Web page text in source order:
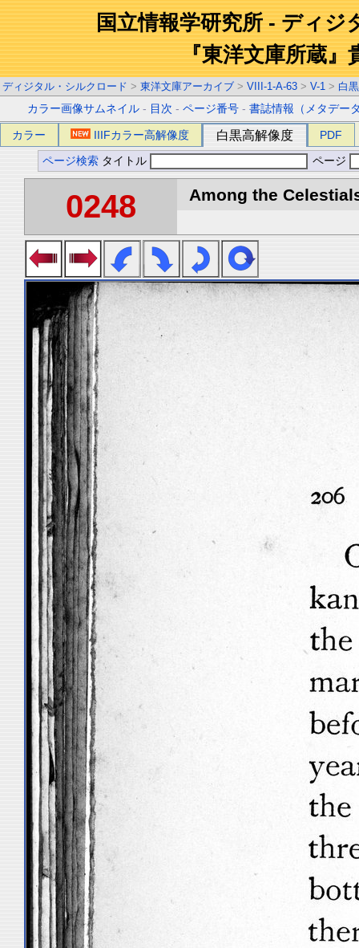
国立情報学研究所 - ディジ
『東洋文庫所蔵』
ディジタル・シルクロード > 東洋文庫アーカイブ > VIII-1-A-63 > V-1 > 白
カラー画像サムネイル - 目次 -ページ番号 -書誌情報（メタデー
カラー IIIFカラー高解像度 白黒高解像度 PDF
ページ検索 タイトル ページ
0248 Among the